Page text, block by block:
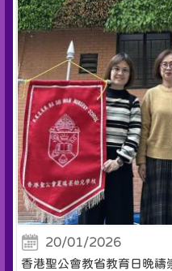
20/01/2026
香港聖公會教省教育日晚禱